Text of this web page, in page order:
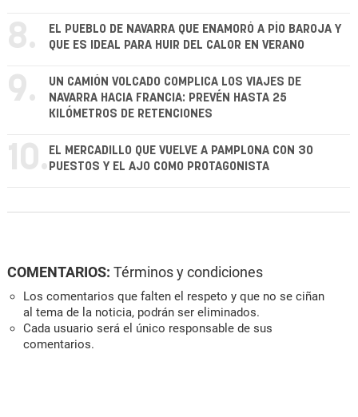
8.
EL PUEBLO DE NAVARRA QUE ENAMORÓ A PÍO BAROJA Y
QUE ES IDEAL PARA HUIR DEL CALOR EN VERANO
9.
UN CAMIÓN VOLCADO COMPLICA LOS VIAJES DE
NAVARRA HACIA FRANCIA: PREVÉN HASTA 25
KILÓMETROS DE RETENCIONES
10. EL MERCADILLO QUE VUELVE A PAMPLONA CON 30
PUESTOS Y EL AJO COMO PROTAGONISTA
COMENTARIOS: Términos y condiciones
Los comentarios que falten el respeto y que no se ciñan
al tema de la noticia, podrán ser eliminados.
Cada usuario será el único responsable de sus
comentarios.